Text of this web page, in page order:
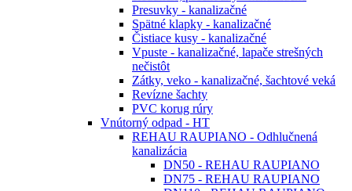
Presuvky - kanalizačné
Spätné klapky - kanalizačné
Čistiace kusy - kanalizačné
Vpuste - kanalizačné, lapače strešných
nečistôt
Zátky, veko - kanalizačné, šachtové veká
Revízne šachty
PVC korug rúry
Vnútorný odpad - HT
REHAU RAUPIANO - Odhlučnená
kanalizácia
DN50 - REHAU RAUPIANO
DN75 - REHAU RAUPIANO